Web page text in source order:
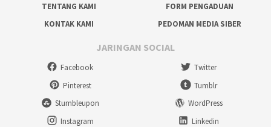
TENTANG KAMI
FORM PENGADUAN
KONTAK KAMI
PEDOMAN MEDIA SIBER
JARINGAN SOCIAL
Facebook
Twitter
Pinterest
Tumblr
Stumbleupon
WordPress
Instagram
Linkedin